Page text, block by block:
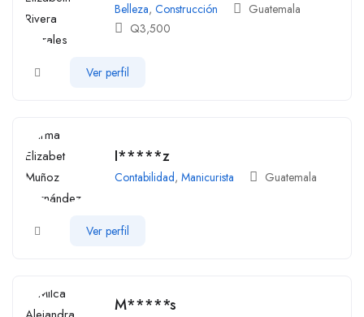
Belleza, Construcción
Guatemala
Q3,500
Ver perfil
I*****z
Contabilidad, Manicurista Guatemala
Ver perfil
M*****s